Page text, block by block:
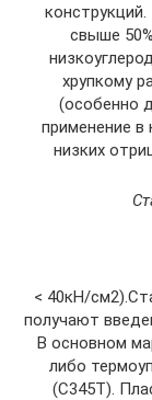
свыше
хрупкому
(особенно
применение в
низких
< 40кН/
получают
В основном
либо
(C345T).